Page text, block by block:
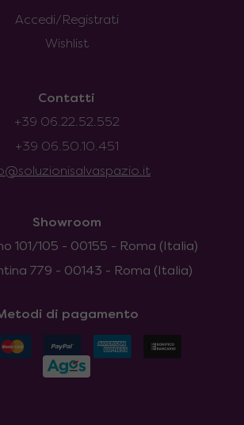
Accedi/Registrati
Wishlist
Contatti
+39 06.22.52.552
+39 06.50.10.451
Showroom
101/105 - 00155 - Roma (Italia)
779 - 00143 - Roma (Italia)
di pagamento